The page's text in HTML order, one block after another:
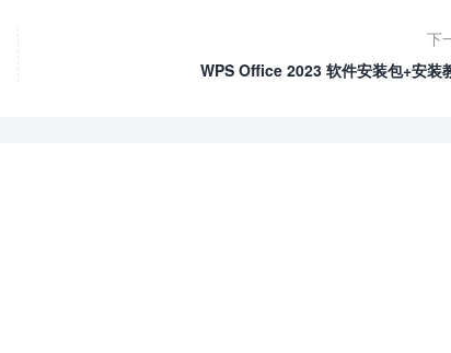
下
WPS Office 2023 软件安装包+安装